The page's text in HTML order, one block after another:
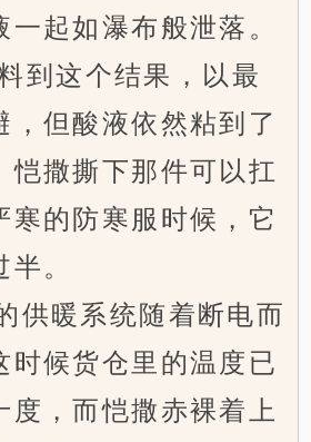
起如瀑布般泄落。
这个结果，以最
，但酸液依然粘到了
恺撒撕下那件可以扛
寒的防寒服时候，它
。
暖系统随着断电而
时候货仓里的温度已
度，而恺撒赤裸着上